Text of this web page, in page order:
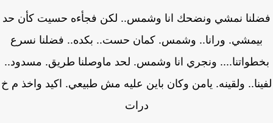
نمشي ونضحك انا وشمس.. لكن فجأءه حسيت كأن حد
بيمشي. ورانا.. وشمس. كمان حست.. بكده.. فضلنا نسرع
ونجري انا وشمس. لحد ماوصلنا طريق. مسدود..
ولقينه. يامن وكان باين عليه مش طبيعي. اكيد واخذ م خ
درات